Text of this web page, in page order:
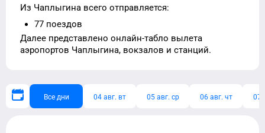
Из Чаплыгина всего отправляется:
77 поездов
Далее представлено онлайн-табло вылета
аэропортов Чаплыгина, вокзалов и станций.
Все дни 04 авг. вт 05 авг. ср 06 авг. чт 07